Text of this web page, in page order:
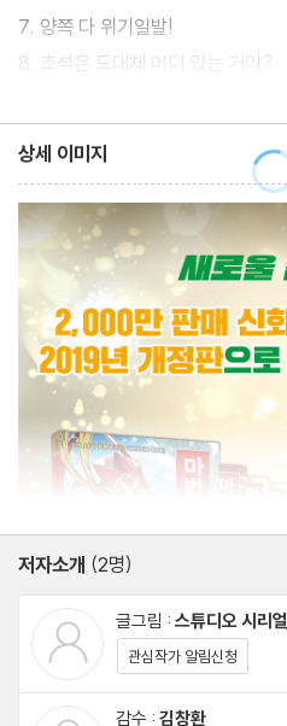
7. 양쪽 다 위기일발!
8. 초석은 도대체 어디 있는 거야?
*마법천자문 5권 미리보기
*마법천자문 퀴즈
*한자 쓰기 연습장
상세 이미지
저자소개 (2명)
글그림 : 스튜디오 시리얼
관심작가 알림신청
감수 : 김창환